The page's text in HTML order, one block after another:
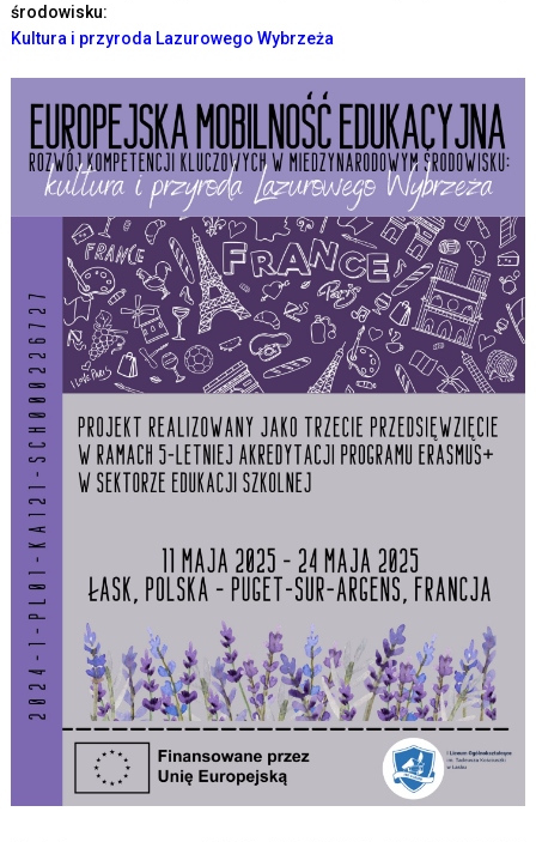
środowisku:
Kultura i przyroda Lazurowego Wybrzeża